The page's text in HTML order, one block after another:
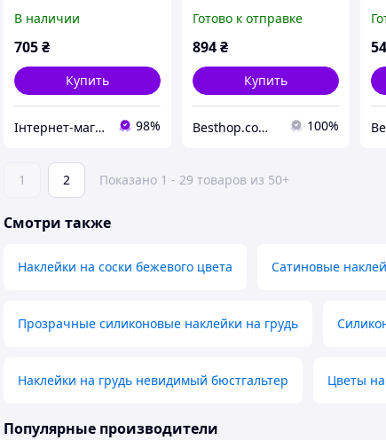
BRA PADS силиконовые
В наличии
705₴
Купить
Інтернет-магазин "Carmen" 98%
C/D - best
Готово к отправке
894₴
Купить
Besthop.com.ua 100%
1 2 Показано 1 - 29 товаров из 50+
Смотри также
Наклейки на соски бежевого цвета Сатиновые
Прозрачные силиконовые наклейки на грудь
Наклейки на грудь невидимый бюстгальтер Цветы на
Популярные производители